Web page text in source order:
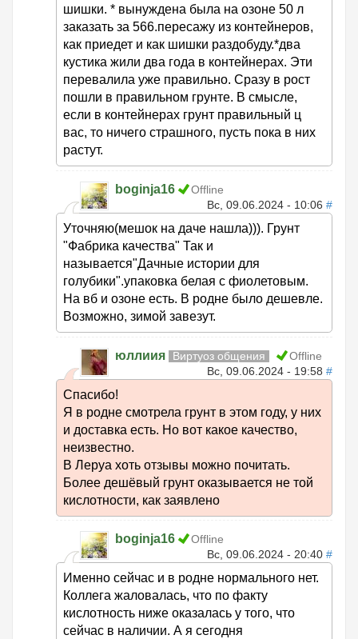
шишки. * вынуждена была на озоне 50 л
заказать за 566.пересажу из контейнеров,
как приедет и как шишки раздобуду.*два
кустика жили два года в контейнерах. Эти
перевалила уже правильно. Сразу в рост
пошли в правильном грунте. В смысле,
если в контейнерах грунт правильный ц
вас, то ничего страшного, пусть пока в них
растут.
boginja16
Offline
Вс, 09.06.2024 - 10:06 #
Уточняю(мешок на даче нашла))). Грунт
"Фабрика качества" Так и
называется"Дачные истории для
голубики".упаковка белая с фиолетовым.
На вб и озоне есть. В родне было дешевле.
Возможно, зимой завезут.
юллиия Виртуоз общения
Offline
Вс, 09.06.2024 - 19:58 #
Спасибо!
Я в родне смотрела грунт в этом году, у них
и доставка есть. Но вот какое качество,
неизвестно.
В Леруа хоть отзывы можно почитать.
Более дешёвый грунт оказывается не той
кислотности, как заявлено
boginja16
Offline
Вс, 09.06.2024 - 20:40 #
Именно сейчас и в родне нормального нет.
Коллега жаловалась, что по факту
кислотность ниже оказалась у того, что
сейчас в наличии. А я сегодня